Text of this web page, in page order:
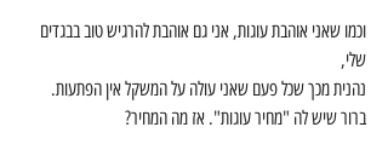
וכמו שאני אוהבת עוגות, אני גם אוהבת להרגיש טוב בבגדים
שלי,
נהנית מכך שכל פעם שאני עולה על המשקל אין הפתעות.
ברור שיש לה "מחיר עוגות". אז מה המחיר?